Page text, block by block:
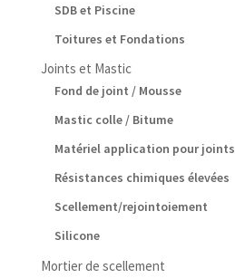
SDB et Piscine
Toitures et Fondations
Joints et Mastic
Fond de joint / Mousse
Mastic colle / Bitume
Matériel application pour joints
Résistances chimiques élevées
Scellement/rejointoiement
Silicone
Mortier de scellement